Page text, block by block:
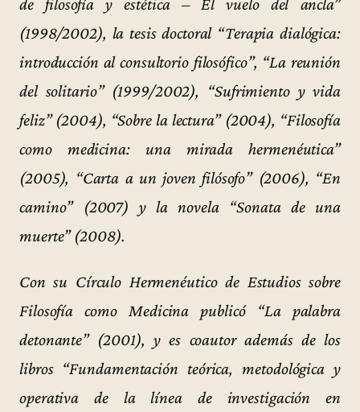
(1998/2002), la tesis doctoral “Terapia dialógica:
introducción al consultorio filosófico”, “La reunión
del solitario” (1999/2002), “Sufrimiento y vida
feliz” (2004), “Sobre la lectura” (2004), “Filosofía
como medicina: una mirada hermenéutica”
(2005), “Carta a un joven filósofo” (2006), “En
camino” (2007) y la novela “Sonata de una
muerte” (2008).
Con su Círculo Hermenéutico de Estudios sobre
Filosofía como Medicina publicó “La palabra
detonante” (2001), y es coautor además de los
libros “Fundamentación teórica, metodológica y
operativa de la línea de investigación en